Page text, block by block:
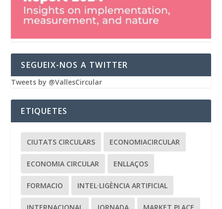
SEGUEIX-NOS A TWITTER
Tweets by @VallesCircular
ETIQUETES
CIUTATS CIRCULARS ECONOMIACIRCULAR
ECONOMIA CIRCULAR ENLLAÇOS
FORMACIO INTEL·LIGÈNCIA ARTIFICIAL